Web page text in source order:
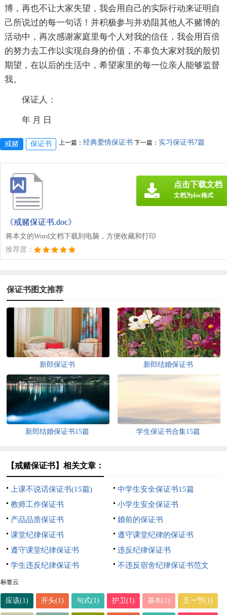
博，再也不让大家失望，我会用自己的实际行动来证明自
己所说过的每一句话！并积极参与并劝阻其他人不赌博的
活动中，再次感谢家庭里每个人对我的信任，我会用百倍
的努力去工作以实现自身的价值，不辜负大家对我的殷切
期望，在以后的生活中，希望家里的每一位亲人能够监督
我。
保证人：
年 月 日
戒赌 保证书
《戒赌保证书.doc》
将本文的Word文档下载到电脑，方便收藏和打印
推荐度：
点击下载文档
文档为doc格式
保证书图文推荐
新郎保证书 新郎结婚保证书
新郎结婚保证书15篇 学生保证书合集15篇
【戒赌保证书】相关文章：
上课不说话保证书(15篇)
中学生安全保证书15篇
教师工作保证书
小学生安全保证书
产品品质保证书
婚前的保证书
课堂纪律保证书
遵守课堂纪律的保证书
遵守课堂纪律保证书
违反纪律保证书
学生违反纪律保证书
不违反宿舍纪律保证书范文
上一篇： 经典爱情保证书 下一篇： 实习保证书7篇
标签云
应该(1) 开头(1) 句式(1) 护卫(1) 基本(1) 五一节(1)